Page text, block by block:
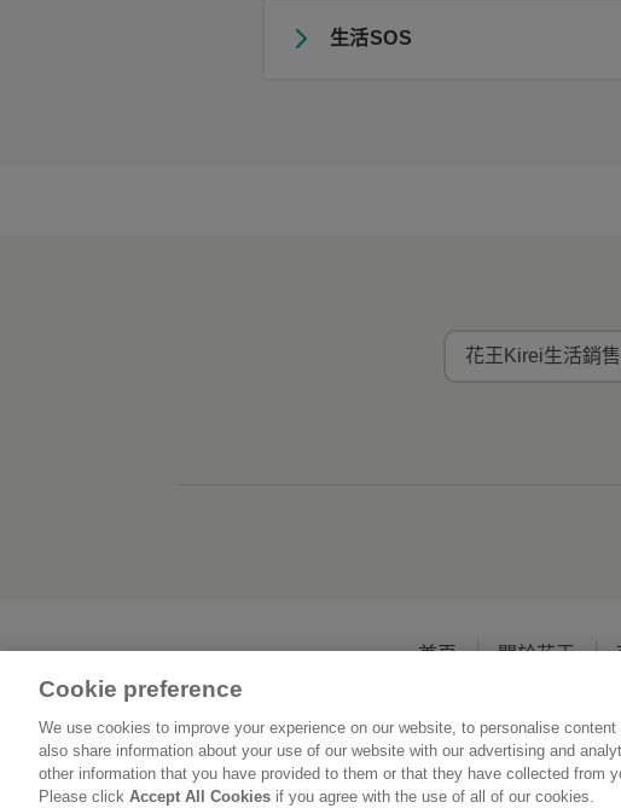
生活SOS
花王Kirei生活銷
首頁 關於花王
Cookie preference
We use cookies to improve your experience on our website, to personalise
also share information about your use of our website with our advertising and
other information that you have provided to them or that they have collected from
Please click Accept All Cookies if you agree with the use of all of our cookies.